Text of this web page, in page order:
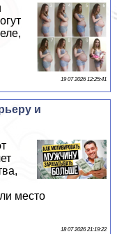
19 07 2026 12:25:41
и
место
18 07 2026 21:19:22